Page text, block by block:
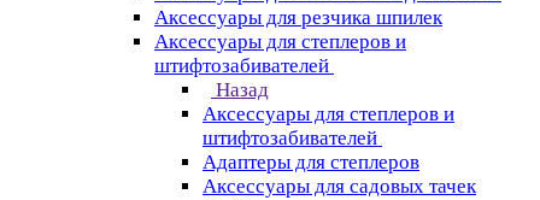
Аксессуары для резчика шпилек
Аксессуары для степлеров и
штифтозабивателей
Назад
Аксессуары для степлеров и
штифтозабивателей
Адаптеры для степлеров
Аксессуары для садовых тачек